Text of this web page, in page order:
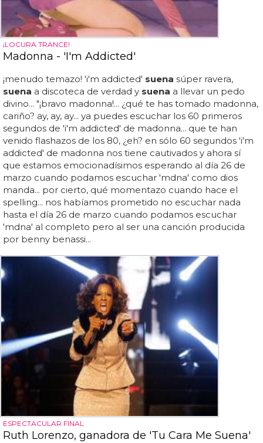
¡LOCURA TRANCE!
Madonna - 'I'm Addicted'
¡menudo temazo! 'i'm addicted' suena súper ravera,
suena a discoteca de verdad y suena a llevar un pedo
divino... "¡bravo madonna!... ¿qué te has tomado madonna,
cariño? ay, ay, ay... ya puedes escuchar los 60 primeros
segundos de 'i'm addicted' de madonna... que te han
venido flashazos de los 80, ¿eh? en sólo 60 segundos 'i'm
addicted' de madonna nos tiene cautivados y ahora sí
que estamos emocionadísimos esperando al día 26 de
marzo cuando podamos escuchar 'mdna' como dios
manda... por cierto, qué momentazo cuando hace el
spelling... nos habíamos prometido no escuchar nada
hasta el día 26 de marzo cuando podamos escuchar
'mdna' al completo pero al ser una canción producida
por benny benassi...
ESPECTACULAR FINAL
Ruth Lorenzo, ganadora de 'Tu Cara Me Suena'